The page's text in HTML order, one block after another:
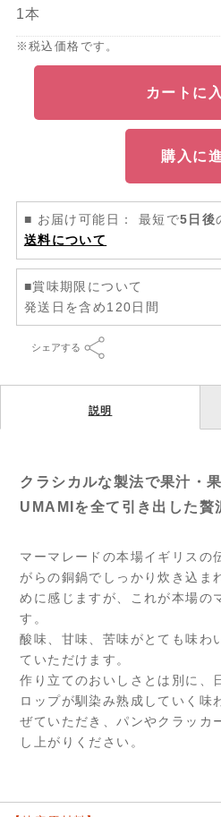
1本
※税込価格です。
カートに
購入に
■ お届け可能日： 最短で5日後
送料について
■賞味期限について
発送日を含め120日間
シェアする
説明
クラシカルな製法で果汁・
UMAMIを全て引き出した贅
マーマレードの本場イギリスの
がらの銅鍋でしっかり炊き込ま
めに感じますが、これが本場の
す。
酸味、甘味、苦味がとても味わ
ていただけます。
作り立てのおいしさとは別に、
ロップが馴染み熟成していく味
ぜていただき、パンやクラッカ
し上がりください。